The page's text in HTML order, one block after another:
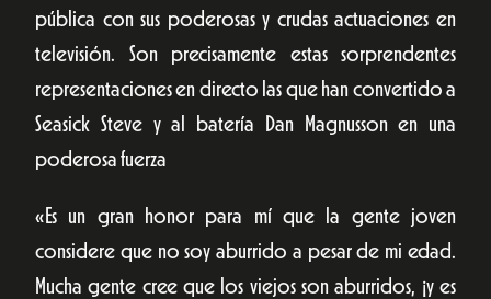
pública con sus poderosas y crudas actuaciones en
televisión. Son precisamente estas sorprendentes
representaciones en directo las que han convertido a
Seasick Steve y al batería Dan Magnusson en una
poderosa fuerza
«Es un gran honor para mí que la gente joven
considere que no soy aburrido a pesar de mi edad.
Mucha gente cree que los viejos son aburridos, ¡y es